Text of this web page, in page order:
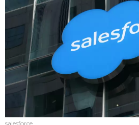
salesforce